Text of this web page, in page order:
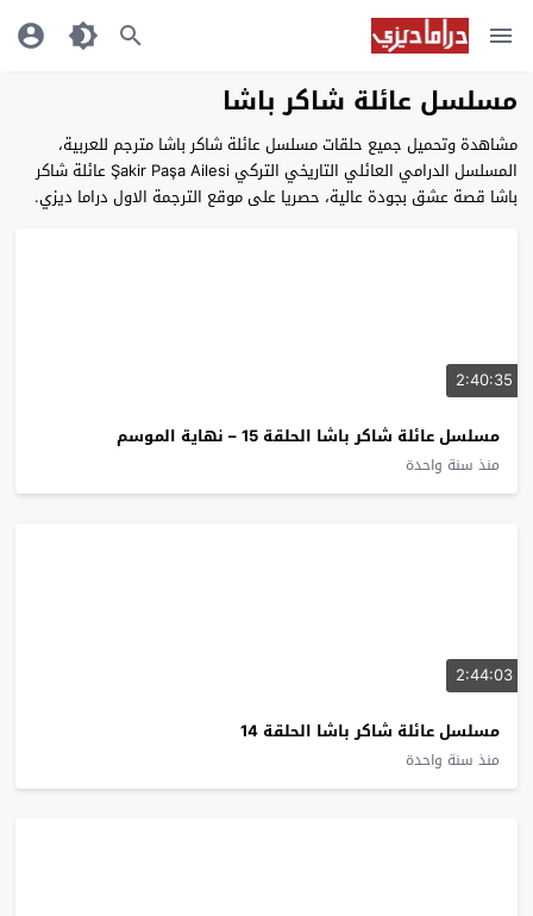
مسلسل عائلة شاكر باشا
مشاهدة وتحميل جميع حلقات مسلسل عائلة شاكر باشا مترجم للعربية،
المسلسل الدرامي العائلي التاريخي التركي Şakir Paşa Ailesi عائلة شاكر
باشا قصة عشق بجودة عالية، حصريا على موقع الترجمة الاول دراما ديزي.
2:40:35
مسلسل عائلة شاكر باشا الحلقة 15 – نهاية الموسم
منذ سنة واحدة
2:44:03
مسلسل عائلة شاكر باشا الحلقة 14
منذ سنة واحدة